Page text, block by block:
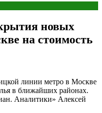
новых
на стоимость
линии метро в Москве
в ближайших районах.
Аналитики» Алексей